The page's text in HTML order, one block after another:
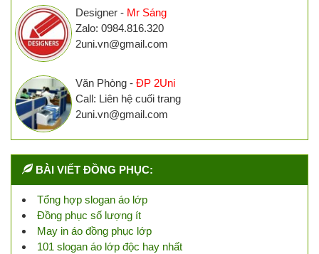
Designer - Mr Sáng
Zalo: 0984.816.320
2uni.vn@gmail.com
Văn Phòng - ĐP 2Uni
Call: Liên hệ cuối trang
2uni.vn@gmail.com
BÀI VIẾT ĐỒNG PHỤC:
Tổng hợp slogan áo lớp
Đồng phục số lượng ít
May in áo đồng phục lớp
101 slogan áo lớp độc hay nhất